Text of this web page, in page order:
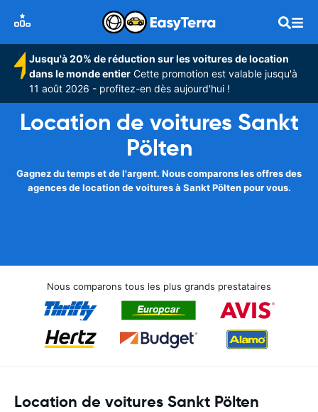
Jusqu'à 20% de réduction sur les voitures de location
dans le monde entier Cette promotion est valable jusqu'à
11 août 2026 - profitez-en dès aujourd'hui !
Location de voitures Sankt
Pölten
Gagnez du temps et de l'argent. Nous comparons les offres des
agences de location de voitures à Sankt Pölten pour vous.
Nous comparons tous les plus grands prestataires
Location de voitures Sankt Pölten